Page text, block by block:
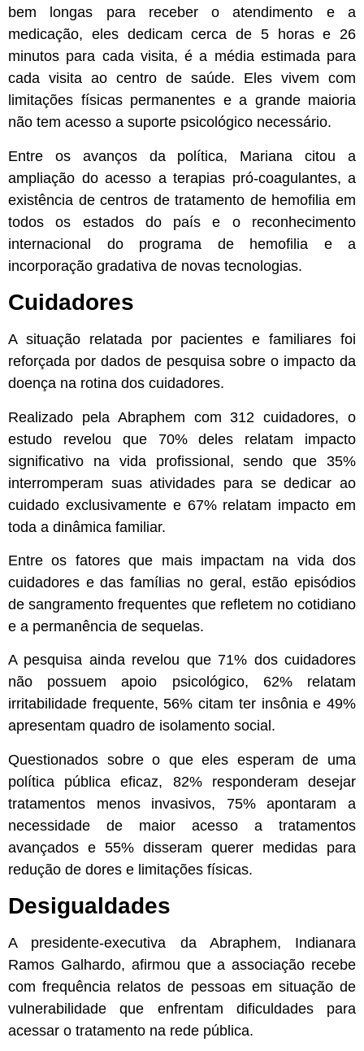
bem longas para receber o atendimento e a
medicação, eles dedicam cerca de 5 horas e 26
minutos para cada visita, é a média estimada para
cada visita ao centro de saúde. Eles vivem com
limitações físicas permanentes e a grande maioria
não tem acesso a suporte psicológico necessário.
Entre os avanços da política, Mariana citou a
ampliação do acesso a terapias pró-coagulantes, a
existência de centros de tratamento de hemofilia em
todos os estados do país e o reconhecimento
internacional do programa de hemofilia e a
incorporação gradativa de novas tecnologias.
Cuidadores
A situação relatada por pacientes e familiares foi
reforçada por dados de pesquisa sobre o impacto da
doença na rotina dos cuidadores.
Realizado pela Abraphem com 312 cuidadores, o
estudo revelou que 70% deles relatam impacto
significativo na vida profissional, sendo que 35%
interromperam suas atividades para se dedicar ao
cuidado exclusivamente e 67% relatam impacto em
toda a dinâmica familiar.
Entre os fatores que mais impactam na vida dos
cuidadores e das famílias no geral, estão episódios
de sangramento frequentes que refletem no cotidiano
e a permanência de sequelas.
A pesquisa ainda revelou que 71% dos cuidadores
não possuem apoio psicológico, 62% relatam
irritabilidade frequente, 56% citam ter insônia e 49%
apresentam quadro de isolamento social.
Questionados sobre o que eles esperam de uma
política pública eficaz, 82% responderam desejar
tratamentos menos invasivos, 75% apontaram a
necessidade de maior acesso a tratamentos
avançados e 55% disseram querer medidas para
redução de dores e limitações físicas.
Desigualdades
A presidente-executiva da Abraphem, Indianara
Ramos Galhardo, afirmou que a associação recebe
com frequência relatos de pessoas em situação de
vulnerabilidade que enfrentam dificuldades para
acessar o tratamento na rede pública.